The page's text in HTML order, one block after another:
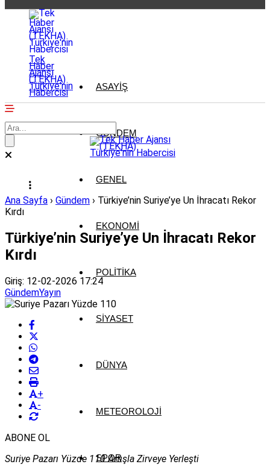
Tek
Haber
Ajansı
(TEKHA)
Türkiye'nin
Habercisi
ASAYIŞ
GÜNDEM
GENEL
EKONOMI
POLITIKA
SIYASET
DÜNYA
METEOROLOJI
SPOR
Ana Sayfa › Gündem › Türkiye’nin Suriye’ye Un İhracatı Rekor
Kırdı
Türkiye’nin Suriye’ye Un İhracatı Rekor
Kırdı
Giriş: 12-02-2026 17:24
GündemYayın
+
-
ABONE OL
Suriye Pazarı Yüzde 110 Artışla Zirveye Yerleşti